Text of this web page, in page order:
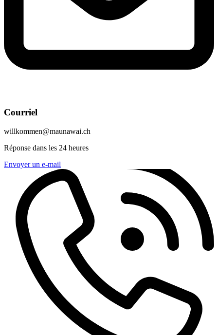
Courriel
willkommen@maunawai.ch
Réponse dans les 24 heures
Envoyer un e-mail